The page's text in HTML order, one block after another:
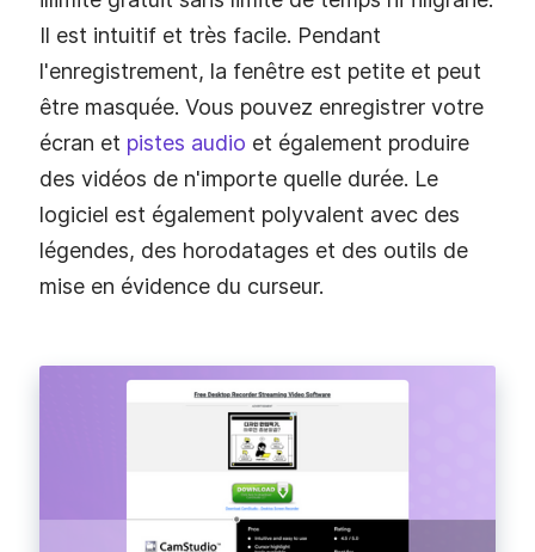
Il est intuitif et très facile. Pendant
l'enregistrement, la fenêtre est petite et peut
être masquée. Vous pouvez enregistrer votre
écran et pistes audio et également produire
des vidéos de n'importe quelle durée. Le
logiciel est également polyvalent avec des
légendes, des horodatages et des outils de
mise en évidence du curseur.